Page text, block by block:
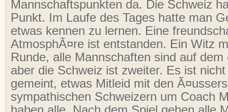
Mannschaftspunkten da. Die Schweiz
Punkt. Im Laufe des Tages hatte man
etwas kennen zu lernen. Eine
AtmosphÃ¤re ist entstanden. Ein Witz
Runde, alle Mannschaften sind auf
aber die Schweiz ist zweiter. Es ist
gemeint, etwas Mitleid mit den
sympathischen Schweizern um Coach